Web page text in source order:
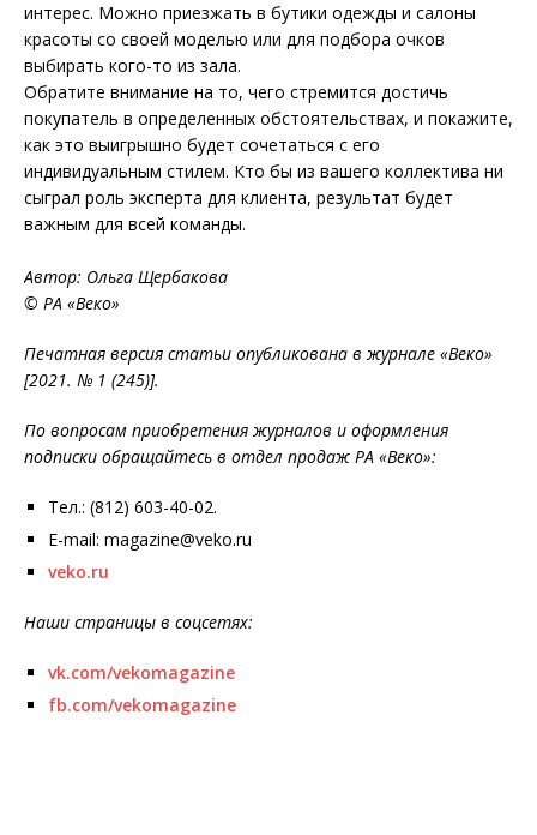
интерес. Можно приезжать в бутики одежды и салоны
красоты со своей моделью или для подбора очков
выбирать кого-то из зала.
Обратите внимание на то, чего стремится достичь
покупатель в определенных обстоятельствах, и покажите,
как это выигрышно будет сочетаться с его
индивидуальным стилем. Кто бы из вашего коллектива ни
сыграл роль эксперта для клиента, результат будет
важным для всей команды.
Автор: Ольга Щербакова
© РА «Веко»
Печатная версия статьи опубликована в журнале «Веко»
[2021. № 1 (245)].
По вопросам приобретения журналов и оформления
подписки обращайтесь в отдел продаж РА «Веко»:
Тел.: (812) 603-40-02.
E-mail: magazine@veko.ru
veko.ru
Наши страницы в соцсетях:
vk.com/vekomagazine
fb.com/vekomagazine